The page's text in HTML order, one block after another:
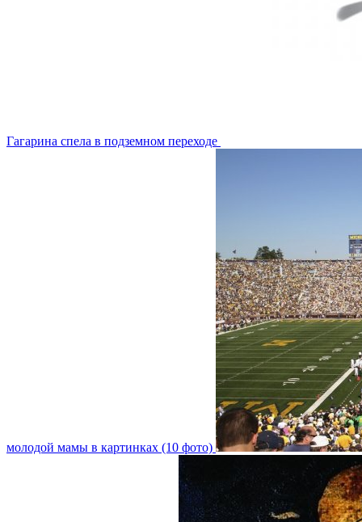
Гагарина спела в подземном переходе
молодой мамы в картинках (10 фото)